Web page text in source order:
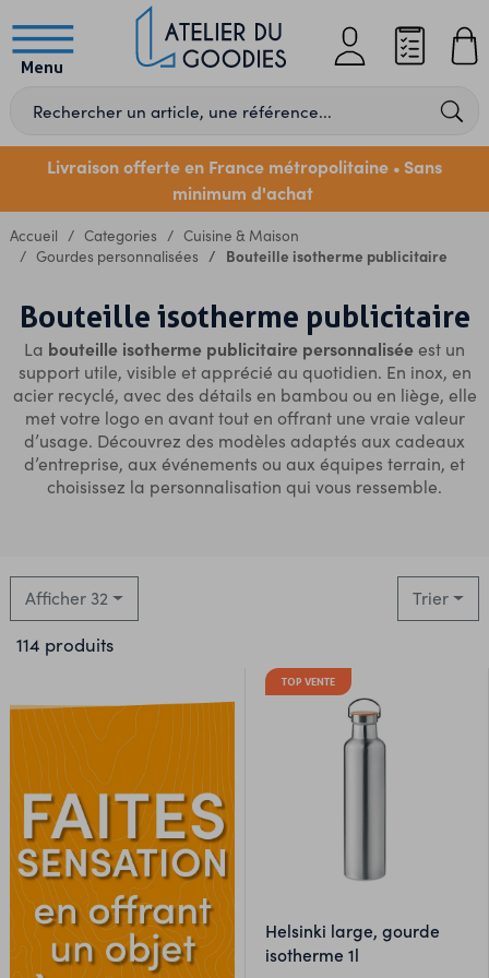
Menu
Livraison offerte en France métropolitaine • Sans
minimum d'achat
Accueil Categories
Cuisine & Maison
Gourdes personnalisées
Bouteille isotherme publicitaire
Bouteille isotherme publicitaire
La bouteille isotherme publicitaire personnaliséeest un
support utile, visible et apprécié au quotidien. En inox, en
acier recyclé, avec des détails en bambou ou en liège, elle
met votre logo en avant tout en offrant une vraie valeur
d’usage. Découvrez des modèles adaptés aux cadeaux
d’entreprise, aux événements ou aux équipes terrain, et
choisissez la personnalisation qui vous ressemble.
Afficher 32 Trier
114 produits
TOP VENTE
helsinki large, gourde
isotherme 1l